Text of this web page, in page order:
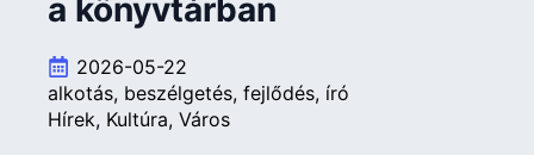
a könyvtárban
2026-05-22
alkotás beszélgetés fejlődés író
Hírek Kultúra Város